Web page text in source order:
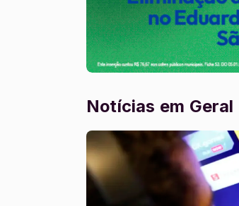
Notícias em Geral